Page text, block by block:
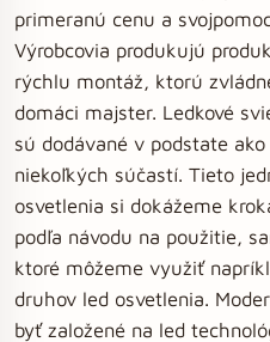
primeranú cenu a
Výrobcovia produkujú
rýchlu montáž, ktorú
domáci majster. Ledkové
sú dodávané v podstate
niekoľkých súčastí. Tieto
osvetlenia si dokážeme
podľa návodu na použitie,
ktoré môžeme využiť
druhov led osvetlenia.
byť založené na led